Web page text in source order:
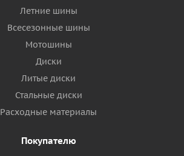
Летние шины
Всесезонные шины
Мотошины
Диски
Литые диски
Стальные диски
Расходные материалы
Покупателю